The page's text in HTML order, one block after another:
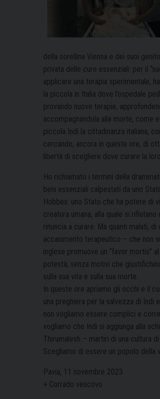
della sorellina Vienna e dei suoi
privata delle cure essenziali: per il
applicare una terapia sperimentale,
la piccola in Italia dove l’ospedale
provando nuove terapie,
accompagnandola alla morte, come
piccola Indi la cittadinanza italiana,
cercando, ancora in queste ore, di
libertà di scegliere dove curare la
Ho richiamato i termini della
beni essenziali calpestati da uno
Hobbes: uno Stato che ha potere di
creatura umana, alla quale si
rinuncia a curare. Ma quanti malati,
accanimento terapeutico – che non
inglese promuove un “favor mortis”
potestà, senza motivi che
sulla sua vita e sulla sua morte.
In queste ore apriamo gli occhi e il
una preghiera per la salvezza di Indi
non vogliamo essere complici e
vogliamo che Indi si aggiunga alla
Thirumalesh – martiri di una cultura
Scegliamo di essere un popolo della
Pavia, 11 novembre 2023
+ Corrado vescovo